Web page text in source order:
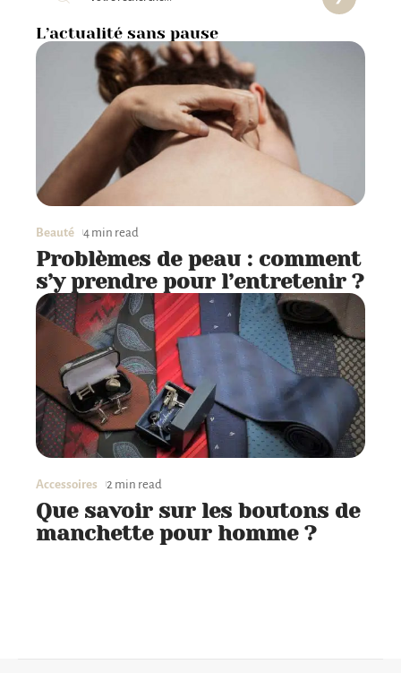
L’actualité sans pause
Beauté 4 min read
Problèmes de peau : comment
s’y prendre pour l’entretenir ?
Accessoires 2 min read
Que savoir sur les boutons de
manchette pour homme ?